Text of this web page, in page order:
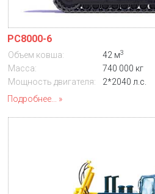
PC8000-6
Объем ковша: 42 м3
Масса:
740 000 кг
Мощность двигателя:
2*2040 л.с.
Подробнее...